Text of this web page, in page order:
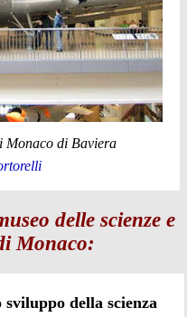
Monaco di Baviera
delle scienze e
Monaco:
sviluppo della scienza